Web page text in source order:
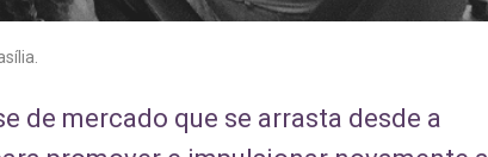
de mercado que se arrasta desde a